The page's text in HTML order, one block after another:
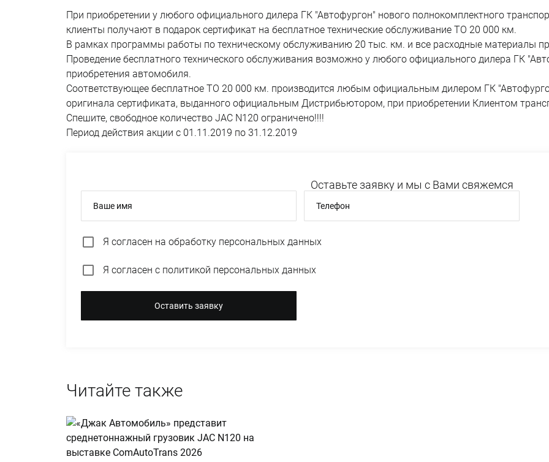
Оставьте заявку и мы с Вами свяжемся
Ваше имя Телефон
Я согласен на обработку персональных данных
Я согласен с политикой персональных данных
Оставить заявку
При приобретении у любого официального дилера ГК "Автофургон" нового полнокомплектного
клиенты получают в подарок сертификат на бесплатное технические обслуживание ТО 20 000 км.
В рамках программы работы по техническому обслуживанию 20 тыс. км. и все расходные материалы
Проведение бесплатного технического обслуживания возможно у любого официального дилера ГК
приобретения автомобиля.
Соответствующее бесплатное ТО 20 000 км. производится любым официальным дилером ГК
оригинала сертификата, выданного официальным Дистрибьютором, при приобретении Клиентом
Спешите, свободное количество JAC N120 ограничено!!!!
Период действия акции с 01.11.2019 по 31.12.2019
Читайте также